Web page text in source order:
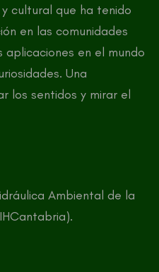
cultural que ha tenido
en las comunidades
en el mundo
Una
los sentidos y mirar el
Ambiental de la